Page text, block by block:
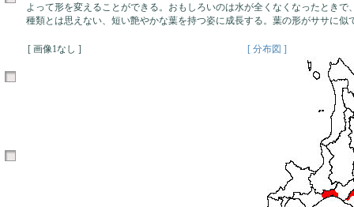
よって形を変えることができる。おもしろいのは水が全くなくなったときで
種類とは思えない、短い艶やかな葉を持つ姿に成長する。葉の形がササに似
[ 画像1なし ] [ 分布図 ]